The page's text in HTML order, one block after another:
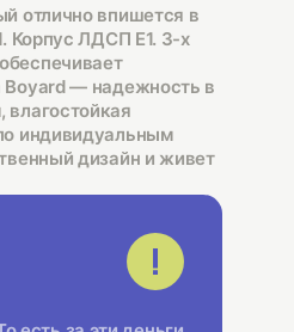
отлично впишется в
Корпус ЛДСП Е1. 3-х
Boyard — надежность в
индивидуальным
дизайн и живет